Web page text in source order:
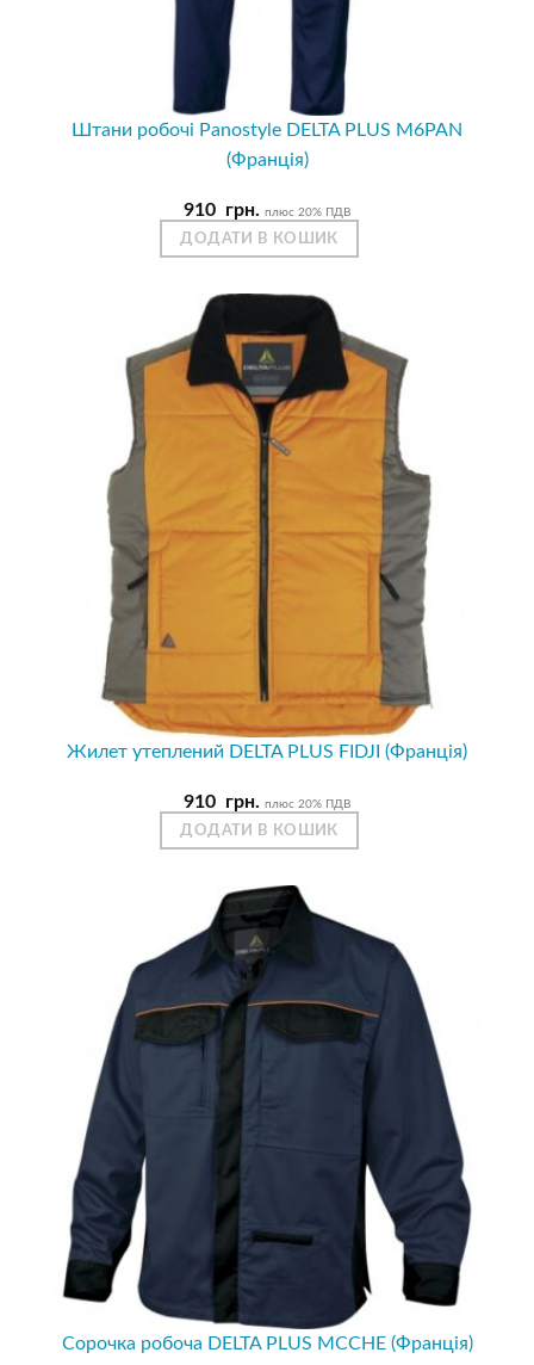
Штани робочі Panostyle DELTA PLUS M6PAN
(Франція)
910 грн. плюс 20% ПДВ
ДОДАТИ В КОШИК
Жилет утеплений DELTA PLUS FIDJI (Франція)
910 грн. плюс 20% ПДВ
ДОДАТИ В КОШИК
Сорочка робоча DELTA PLUS MCCHE (Франція)